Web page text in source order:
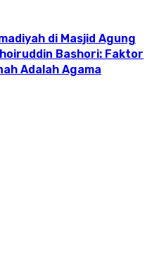
di Masjid Agung
Bashori: Faktor
Adalah Agama